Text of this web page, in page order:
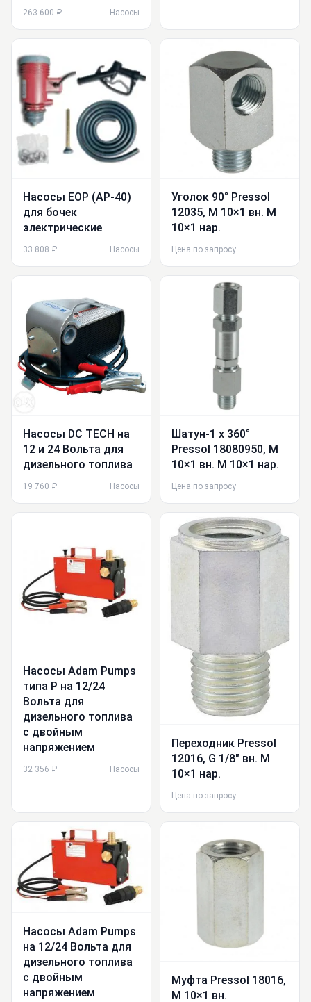
263 600 ₽ Насосы
Насосы EOP (AP-40)
для бочек
электрические
33 808 ₽ Насосы
Уголок 90° Pressol
12035, M 10×1 вн. М
10×1 нар.
Цена по запросу
Насосы DC TECH на
12 и 24 Вольта для
дизельного топлива
19 760 ₽ Насосы
Шатун-1 x 360°
Pressol 18080950, M
10×1 вн. М 10×1 нар.
Цена по запросу
Насосы Adam Pumps
типа Р на 12/24
Вольта для
дизельного топлива
с двойным
напряжением
32 356 ₽ Насосы
Переходник Pressol
12016, G 1/8″ вн. М
10×1 нар.
Цена по запросу
Насосы Adam Pumps
на 12/24 Вольта для
дизельного топлива
с двойным
напряжением
Муфта Pressol 18016,
М 10×1 вн.